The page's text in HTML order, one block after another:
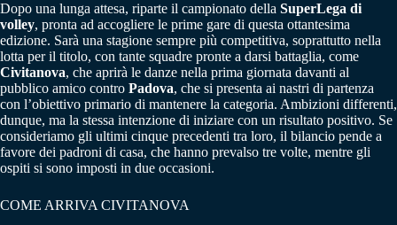
Dopo una lunga attesa, riparte il campionato della SuperLega di
volley, pronta ad accogliere le prime gare di questa ottantesima
edizione. Sarà una stagione sempre più competitiva, soprattutto nella
lotta per il titolo, con tante squadre pronte a darsi battaglia, come
Civitanova, che aprirà le danze nella prima giornata davanti al
pubblico amico contro Padova, che si presenta ai nastri di partenza
con l’obiettivo primario di mantenere la categoria. Ambizioni differenti,
dunque, ma la stessa intenzione di iniziare con un risultato positivo. Se
consideriamo gli ultimi cinque precedenti tra loro, il bilancio pende a
favore dei padroni di casa, che hanno prevalso tre volte, mentre gli
ospiti si sono imposti in due occasioni.
COME ARRIVA CIVITANOVA